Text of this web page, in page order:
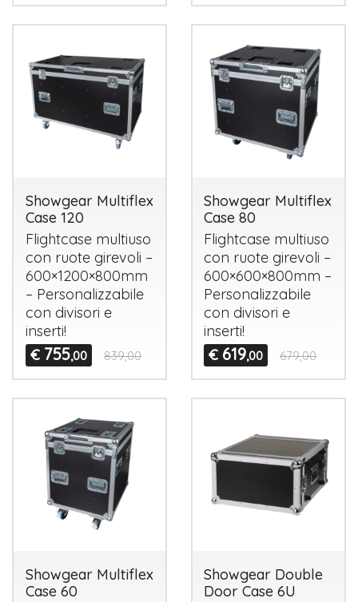
Showgear Multiflex
Case 120
Flightcase multiuso
con ruote girevoli –
600×1200×800mm
– Personalizzabile
con divisori e
inserti!
€ 755,00 839,00
Showgear Multiflex
Case 80
Flightcase multiuso
con ruote girevoli –
600×600×800mm –
Personalizzabile
con divisori e
inserti!
€ 619,00 679,00
Showgear Multiflex
Case 60
Showgear Double
Door Case 6U